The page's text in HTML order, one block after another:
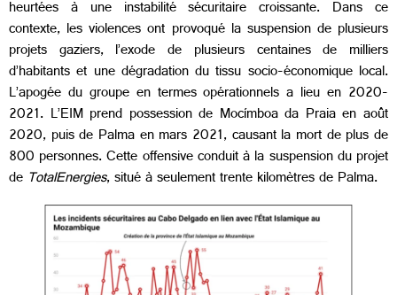
heurtées à une instabilité sécuritaire croissante. Dans ce
contexte, les violences ont provoqué la suspension de plusieurs
projets gaziers, l’exode de plusieurs centaines de milliers
d’habitants et une dégradation du tissu socio-économique local.
L’apogée du groupe en termes opérationnels a lieu en 2020-
2021. L’EIM prend possession de Mocímboa da Praia en août
2020, puis de Palma en mars 2021, causant la mort de plus de
800 personnes. Cette offensive conduit à la suspension du projet
de TotalEnergies, situé à seulement trente kilomètres de Palma.